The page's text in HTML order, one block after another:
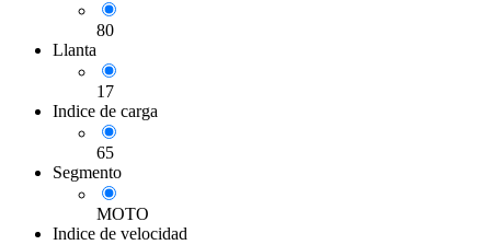
80
Llanta
17
Indice de carga
65
Segmento
MOTO
Indice de velocidad